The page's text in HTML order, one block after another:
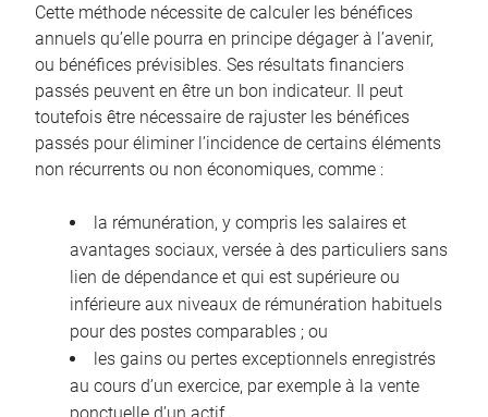
Cette méthode nécessite de calculer les bénéfices
annuels qu’elle pourra en principe dégager à l’avenir,
ou bénéfices prévisibles. Ses résultats financiers
passés peuvent en être un bon indicateur. Il peut
toutefois être nécessaire de rajuster les bénéfices
passés pour éliminer l’incidence de certains éléments
non récurrents ou non économiques, comme :
la rémunération, y compris les salaires et
avantages sociaux, versée à des particuliers sans
lien de dépendance et qui est supérieure ou
inférieure aux niveaux de rémunération habituels
pour des postes comparables ; ou
les gains ou pertes exceptionnels enregistrés
au cours d’un exercice, par exemple à la vente
ponctuelle d’un actif.